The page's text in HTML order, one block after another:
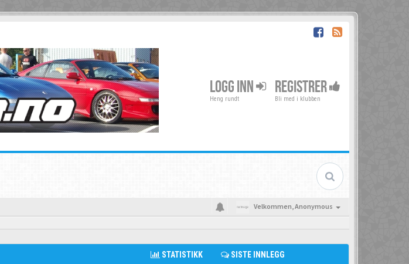
LOGG INN
Heng rundt
REGISTRER
Bli med i klubben
Velkommen,Anonymous
STATISTIKK SISTE INNLEGG